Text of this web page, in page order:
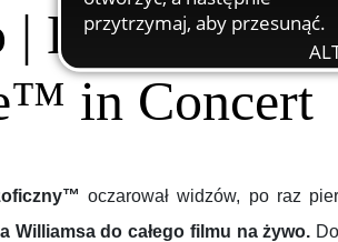
Harry Potter
in Concert
oczarował widzów, po raz
Williamsa do całego filmu na żywo.